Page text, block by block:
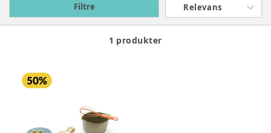
Filtre Relevans
1 produkter